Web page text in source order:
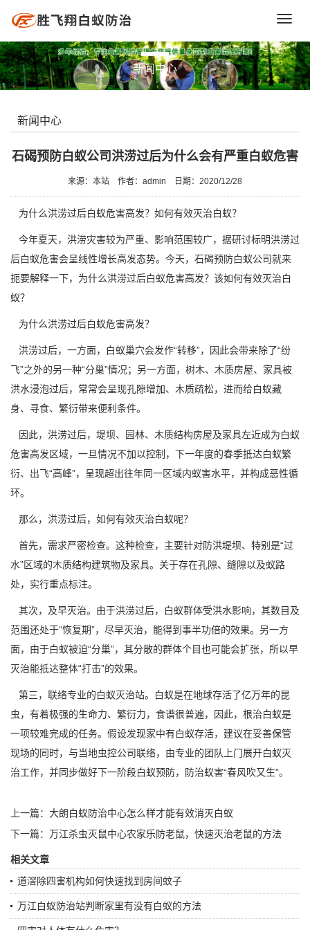
新闻中心
新闻中心
石碣预防白蚁公司洪涝过后为什么会有严重白蚁危害
来源：本站 作者：admin 日期：2020/12/28
为什么洪涝过后白蚁危害高发？如何有效灭治白蚁？
今年夏天，洪涝灾害较为严重、影响范围较广，据研讨标明洪涝过
后白蚁危害会呈线性增长高发态势。今天， 石碣预防白蚁公司就来
扼要解释一下，为什么洪涝过后白蚁危害高发？该如何有效灭治白
蚁？
为什么洪涝过后白蚁危害高发？
洪涝过后，一方面，白蚁巢穴会发作“转移”，因此会带来除了“纷
飞”之外的另一种“分巢”情况；另一方面，树木、木质房屋、家具被
洪水浸泡过后，常常会呈现孔隙增加、木质疏松，进而给白蚁藏
身、寻食、繁衍带来便利条件。
因此，洪涝过后，堤坝、园林、木质结构房屋及家具左近成为白蚁
危害高发区域，一旦情况不加以控制，下一年度的春季抵达白蚁繁
衍、出飞“高峰”，呈现超出往年同一区域内蚁害水平，并构成恶性循
环。
那么，洪涝过后，如何有效灭治白蚁呢？
首先，需求严密检查。这种检查，主要针对防洪堤坝、特别是“过
水”区域的木质结构建筑物及家具。关于存在孔隙、缝隙以及蚁路
处，实行重点标注。
其次，及早灭治。由于洪涝过后，白蚁群体受洪水影响，其数目及
范围还处于“恢复期”，尽早灭治，能得到事半功倍的效果。另一方
面，由于白蚁被迫“分巢”，其分散的群体个目也可能会扩张，所以早
灭治能抵达整体“打击”的效果。
第三，联络专业的白蚁灭治站。白蚁是在地球存活了亿万年的昆
虫，有着极强的生命力、繁衍力，食谱很普遍，因此，根治白蚁是
一项较难完成的任务。假设发现家中有白蚁存活，建议在妥善保管
现场的同时，与当地虫控公司联络，由专业的团队上门展开白蚁灭
治工作，并同步做好下一阶段白蚁预防，
防治蚁害“春风吹又生”。
上一篇： 大朗白蚁防治中心怎么样才能有效消灭白蚁
下一篇： 万江杀虫灭鼠中心农家乐防老鼠，快速灭治老鼠的方法
相关文章
道滘除四害机构如何快速找到房间蚊子
万江白蚁防治站判断家里有没有白蚁的方法